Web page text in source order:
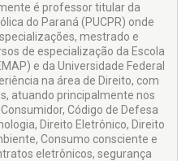
é professor titular da
do Paraná (PUCPR) onde
mestrado e
de especialização da Escola
e da Universidade Federal
na área de Direito, com
atuando principalmente nos
Código de Defesa
Direito Eletrônico, Direito
Consumo consciente e
eletrônicos, segurança